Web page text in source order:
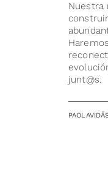
Nuestra
junt@s.